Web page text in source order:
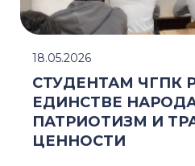
СТУДЕНТАМ ЧГПК
ЕДИНСТВЕ
ПАТРИОТИЗМ И
ЦЕННОСТИ
18.05.2026